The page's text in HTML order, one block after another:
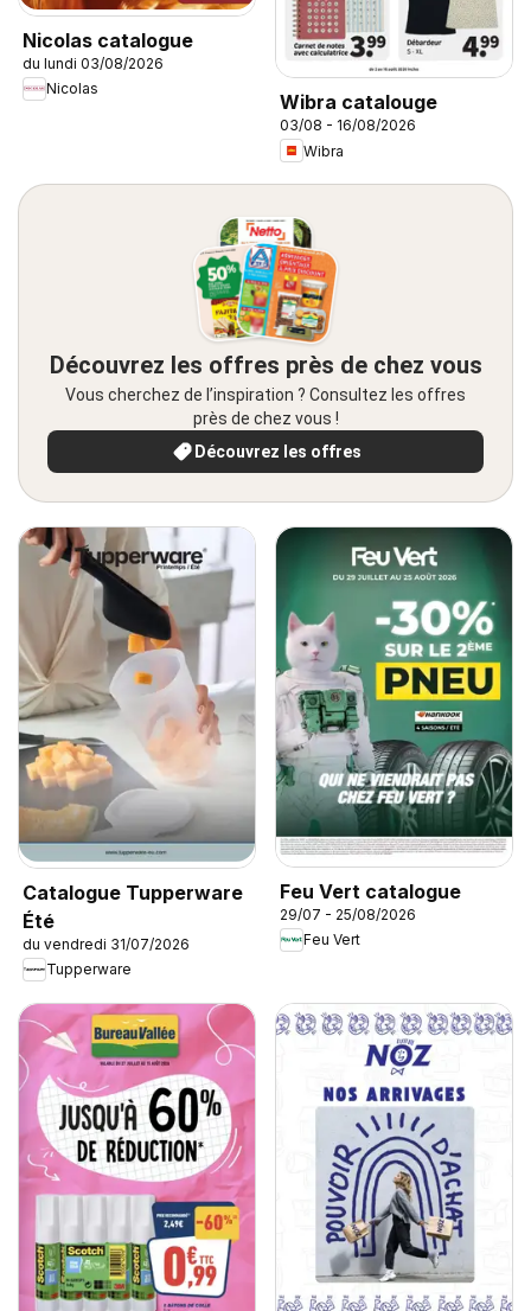
Nicolas catalogue
du lundi 03/08/2026
Nicolas
Wibra catalouge
03/08 - 16/08/2026
Wibra
Découvrez les offres près de chez vous
Vous cherchez de l’inspiration ? Consultez les offres
près de chez vous !
Découvrez les offres
Catalogue Tupperware
Été
du vendredi 31/07/2026
Tupperware
Feu Vert catalogue
29/07 - 25/08/2026
Feu Vert